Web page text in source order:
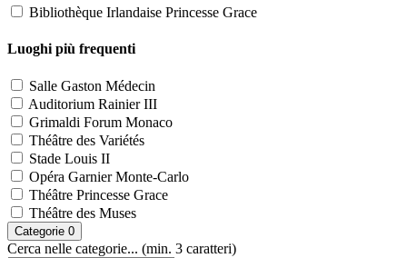
Bibliothèque Irlandaise Princesse Grace
Luoghi più frequenti
Salle Gaston Médecin
Auditorium Rainier III
Grimaldi Forum Monaco
Théâtre des Variétés
Stade Louis II
Opéra Garnier Monte-Carlo
Théâtre Princesse Grace
Théâtre des Muses
Categorie 0
Cerca nelle categorie... (min. 3 caratteri)